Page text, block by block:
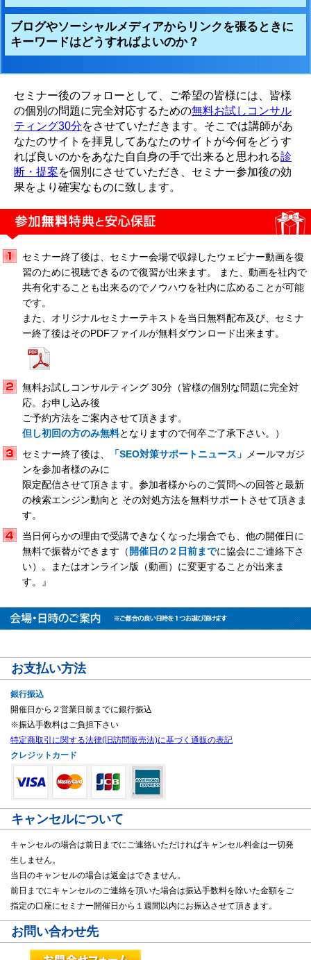
ブログやソーシャルメディアからリンクを張るときに
キーワードはどうすればよいのか？
セミナー後のフォローとして、ご希望の皆様には、皆様
の個別の問題に完全対応するための無料お試しコンサル
ティング30分をさせていただきます。そこでは講師があ
なたのサイトを拝見してあなたのサイトが今何をどうす
れば良いのかをあなた自自身の手で出来ると思われる診
断・提案を個別にさせていただき、セミナー参加後の効
果をより確実なものに致します。
セミナー終了後は、セミナー会場で収録したウェビナー動画を復
習のために視聴できるので復習が出来ます。 また、動画を社内で
共有化することも出来るのでノウハウを社内に広めることが可能
です。
また、オリジナルセミナーテキストを当日無料配布及び、セミナ
ー終了後はそのPDFファイルが無料ダウンロード出来ます。
無料お試しコンサルティング 30分（皆様の個別な問題に完全対
応。お申し込み後
ご予約方法をご案内させて頂きます。
但し初回の方のみ無料となりますので何卒ご了承下さい。）
セミナー終了後は、
「SEO対策サポートニュース」
メールマガジ
ンを参加者様のみに
限定配信させて頂きます。参加者様からのご質問への回答と最新
の検索エンジン動向と その対処方法を無料サポートさせて頂きま
す。
当日何らかの理由で受講できなくなった場合でも、他の開催日に
無料で振替ができます（ 開催日の２日前までに協会にご連絡下さ
い）。またはオンライン版（動画）に変更することが出来ま
す。』
お支払い方法
銀行振込
開催日から２営業日前までに銀行振込
※振込手数料はご負担下さい
特定商取引に関する法律(旧訪問販売法)に基づく通販の表記
クレジットカード
キャンセルについて
キャンセルの場合は前日までにご連絡いただければキャンセル料金は一切発
生しません。
当日のキャンセルの場合は返金はできません。
前日までにキャンセルのご連絡を頂いた場合は振込手数料を除いた金額をご
指定の口座にセミナー開催日から１週間以内にお振込させて頂きます。
お問い合わせ先